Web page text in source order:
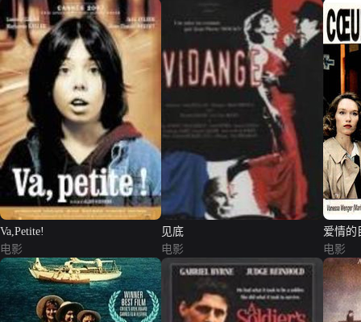
Va,Petite!
电影
见底
电影
爱情的
电影